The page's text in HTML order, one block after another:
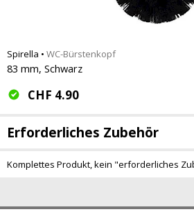
Spirella • WC-Bürstenkopf
83 mm, Schwarz
CHF 4.90
Erforderliches Zubehör
Komplettes Produkt, kein "erforderliches